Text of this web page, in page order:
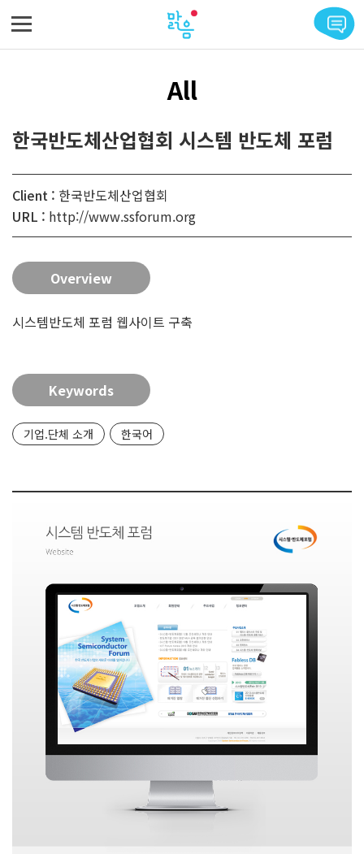
All
한국반도체산업협회 시스템 반도체 포럼
Client : 한국반도체산업협회
URL : http://www.ssforum.org
Overview
시스템반도체 포럼 웹사이트 구축
Keywords
기업.단체 소개 한국어